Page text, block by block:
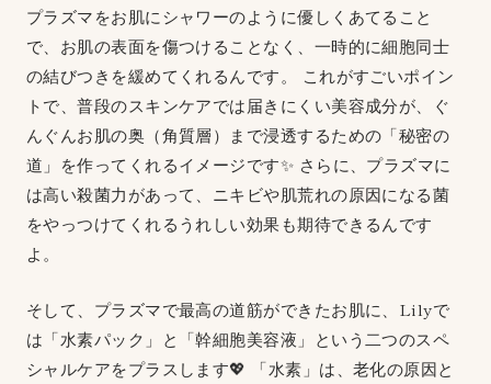
プラズマをお肌にシャワーのように優しくあてること
で、お肌の表面を傷つけることなく、一時的に細胞同士
の結びつきを緩めてくれるんです。 これがすごいポイン
トで、普段のスキンケアでは届きにくい美容成分が、ぐ
んぐんお肌の奥（角質層）まで浸透するための「秘密の
道」を作ってくれるイメージです✨ さらに、プラズマに
は高い殺菌力があって、ニキビや肌荒れの原因になる菌
をやっつけてくれるうれしい効果も期待できるんです
よ。
そして、プラズマで最高の道筋ができたお肌に、Lilyで
は「水素パック」と「幹細胞美容液」という二つのスペ
シャルケアをプラスします💖 「水素」は、老化の原因と